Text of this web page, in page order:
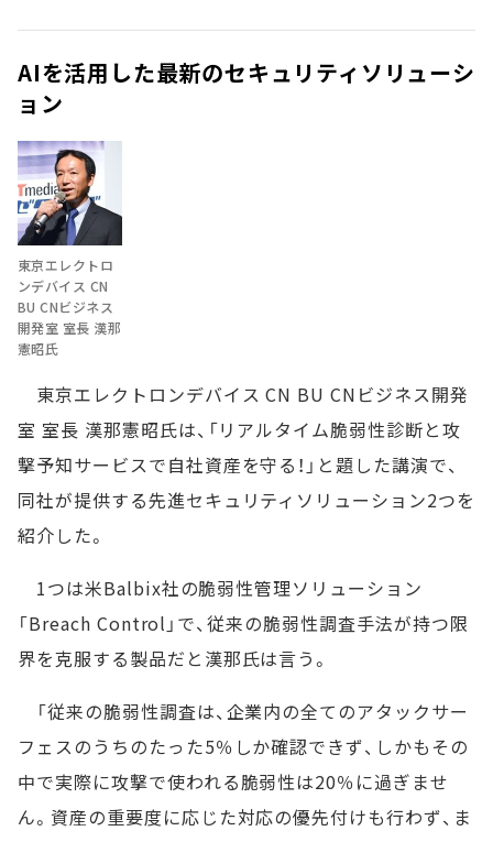
AIを活用した最新のセキュリティソリューシ
ョン
東京エレクトロ
ンデバイス CN
BU CNビジネス
開発室 室長 漢那
憲昭氏
東京エレクトロンデバイス CN BU CNビジネス開発
室 室長 漢那憲昭氏は、「リアルタイム脆弱性診断と攻
撃予知サービスで自社資産を守る！」と題した講演で、
同社が提供する先進セキュリティソリューション2つを
紹介した。
1つは米Balbix社の脆弱性管理ソリューション
「Breach Control」で、従来の脆弱性調査手法が持つ限
界を克服する製品だと漢那氏は言う。
「従来の脆弱性調査は、企業内の全てのアタックサー
フェスのうちのたった5％しか確認できず、しかもその
中で実際に攻撃で使われる脆弱性は20％に過ぎませ
ん。資産の重要度に応じた対応の優先付けも行わず、ま